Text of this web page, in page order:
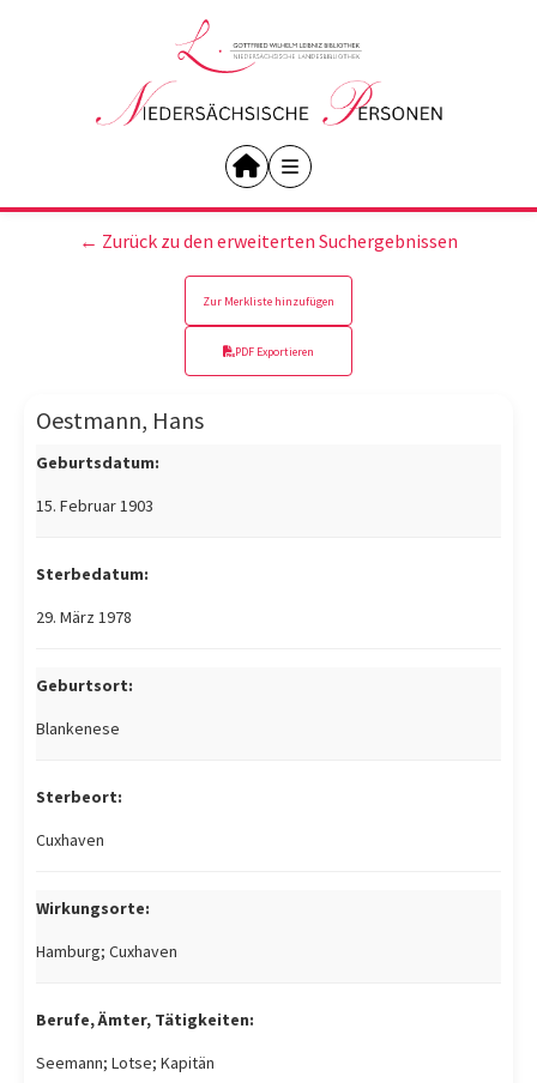
← Zurück zu den erweiterten Suchergebnissen
Zur Merkliste hinzufügen
PDF Exportieren
Oestmann, Hans
Geburtsdatum:
15. Februar 1903
Sterbedatum:
29. März 1978
Geburtsort:
Blankenese
Sterbeort:
Cuxhaven
Wirkungsorte:
Hamburg; Cuxhaven
Berufe, Ämter, Tätigkeiten:
Seemann; Lotse; Kapitän